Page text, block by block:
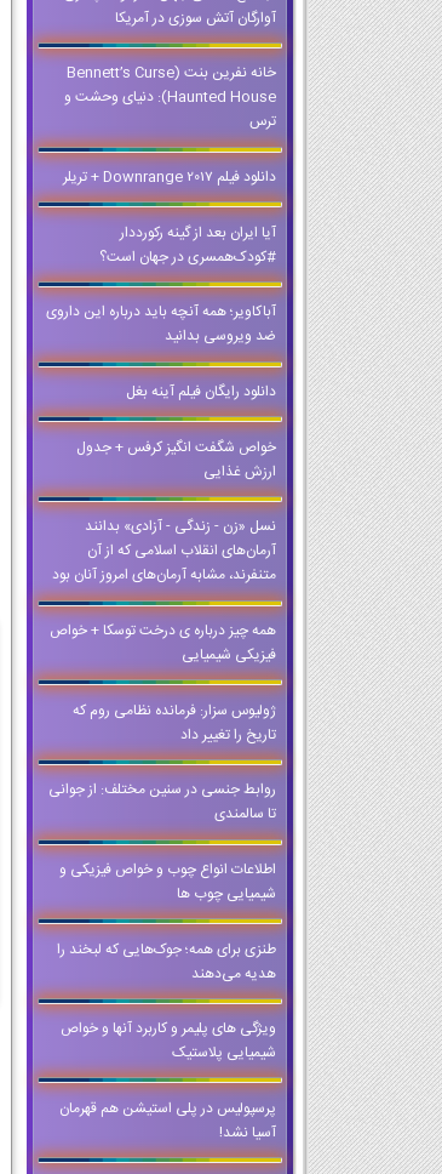
آوارگان آتش سوزی در آمریکا
خانه نفرین بنت (Bennett’s Curse
Haunted House): دنیای وحشت و
ترس
دانلود فیلم Downrange 2017 + تریلر
آیا ایران بعد از گینه رکورددار
#کودک‌همسری در جهان است؟
آباکاویر؛ همه آنچه باید درباره این داروی
ضد ویروسی بدانید
دانلود رایگان فیلم آینه بغل
خواص شگفت انگیز کرفس + جدول
ارزش غذایی
نسل «زن - زندگی - آزادی» بدانند
آرمان‌های انقلاب اسلامی که از آن
متنفرند، مشابه آرمان‌های امروز آنان بود
همه چیز درباره ی درخت توسکا + خواص
فیزیکی شیمیایی
ژولیوس سزار: فرمانده نظامی روم که
تاریخ را تغییر داد
روابط جنسی در سنین مختلف: از جوانی
تا سالمندی
اطلاعات انواع چوب و خواص فیزیکی و
شیمیایی چوب ها
طنزی برای همه؛ جوک‌هایی که لبخند را
هدیه می‌دهند
ویژگی های پلیمر و کاربرد آنها و خواص
شیمیایی پلاستیک
پرسپولیس در پلی استیشن هم قهرمان
آسیا نشد!